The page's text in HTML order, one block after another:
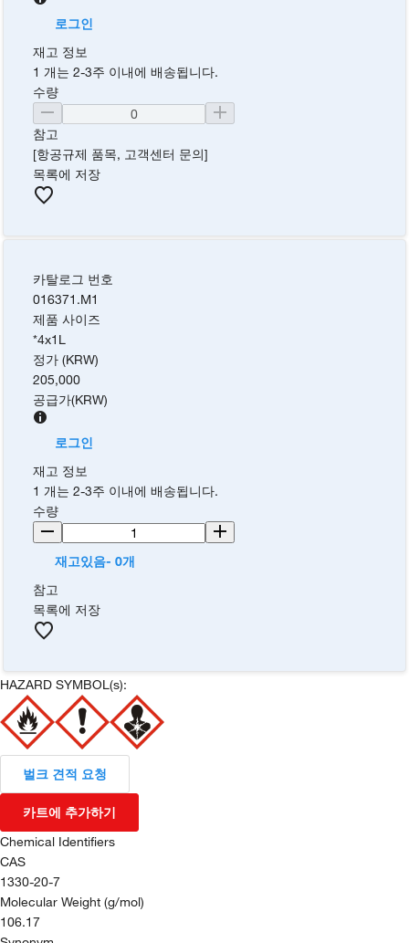
로그인
재고 정보
1 개는 2-3주 이내에 배송됩니다.
수량
참고
[항공규제 품목, 고객센터 문의]
목록에 저장
카탈로그 번호
016371.M1
제품 사이즈
*4x1L
정가 (KRW)
205,000
공급가(KRW)
로그인
재고 정보
1 개는 2-3주 이내에 배송됩니다.
수량
재고있음- 0개
참고
목록에 저장
HAZARD SYMBOL(s):
벌크 견적 요청
카트에 추가하기
Chemical Identifiers
CAS
1330-20-7
Molecular Weight (g/mol)
106.17